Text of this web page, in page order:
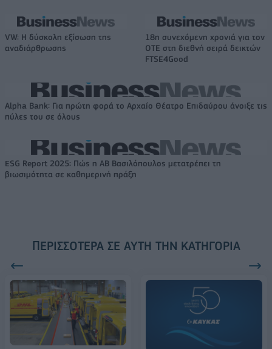
VW: Η δύσκολη εξίσωση της
αναδιάρθρωσης
18η συνεχόμενη χρονιά για τον
ΟΤΕ στη διεθνή σειρά δεικτών
FTSE4Good
Alpha Bank: Για πρώτη φορά το Αρχαίο Θέατρο Επιδαύρου άνοιξε τις
πύλες του σε όλους
ESG Report 2025: Πώς η ΑΒ Βασιλόπουλος μετατρέπει τη
βιωσιμότητα σε καθημερινή πράξη
ΠΕΡΙΣΣΌΤΕΡΑ ΣΕ ΑΥΤΉ ΤΗΝ ΚΑΤΗΓΟΡΊΑ